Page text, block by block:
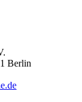
Berlin